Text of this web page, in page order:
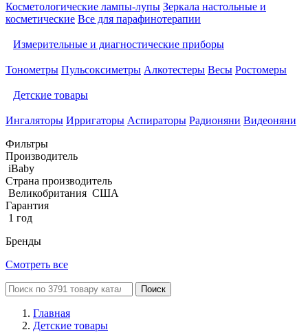
Косметологические лампы-лупы Зеркала настольные и
косметические Все для парафинотерапии
Измерительные и диагностические приборы
Тонометры Пульсоксиметры Алкотестеры Весы Ростомеры
Детские товары
Ингаляторы Ирригаторы Аспираторы Радионяни Видеоняни
Фильтры
Производитель
iBaby
Страна производитель
Великобритания США
Гарантия
1 год
Бренды
Смотреть все
Поиск
Главная
Детские товары